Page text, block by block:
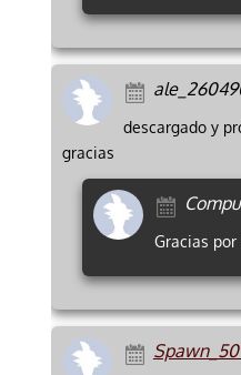
descargado y
gracias
Gracias por